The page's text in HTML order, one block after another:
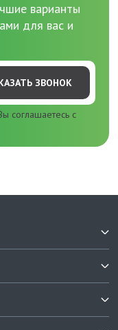
варианты
для вас и
ЗВОНОК
соглашаетесь с